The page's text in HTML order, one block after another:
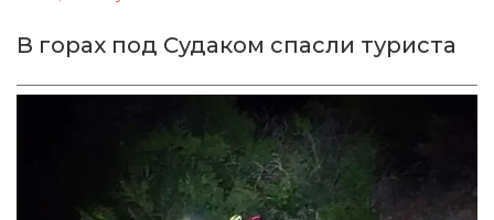
В горах под Судаком спасли туриста